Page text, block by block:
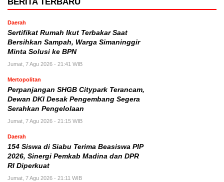
Daerah
Sertifikat Rumah Ikut Terbakar Saat
Bersihkan Sampah, Warga Simaninggir
Minta Solusi ke BPN
Jumat, 7 Agu 2026 - 21:41 WIB
Mertopolitan
Perpanjangan SHGB Citypark Terancam,
Dewan DKI Desak Pengembang Segera
Serahkan Pengelolaan
Jumat, 7 Agu 2026 - 21:15 WIB
Daerah
154 Siswa di Siabu Terima Beasiswa PIP
2026, Sinergi Pemkab Madina dan DPR
RI Diperkuat
Jumat, 7 Agu 2026 - 21:11 WIB